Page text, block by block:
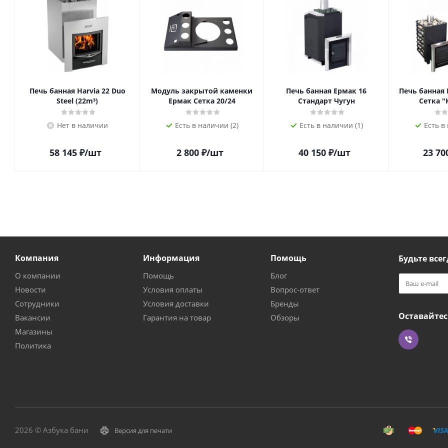
Печь банная Harvia 22 Duo
Steel (22m³)
Нет в наличии
58 145 ₽/шт
Модуль закрытой каменки
Ермак Сетка 20/24
Есть в наличии (2)
2 800 ₽/шт
Печь банная Ермак 16
Стандарт Чугун
Есть в наличии (1)
40 150 ₽/шт
Печь банная
Сетка
Есть
23
Компания
О компании
Новости
Сотрудники
Вакансии
Магазины
Политика
Информация
Помощь
Условия оплаты
Условия доставки
Гарантия на товар
Помощь
Блог
Вопрос-ответ
Бренды
Обзоры
Будьте
2026 © Азбука бани Версия для печати